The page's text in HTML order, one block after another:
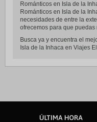
Románticos en Isla de la
Románticos en Isla de la
necesidades de entre la
ofrecemos para que
Busca ya y encuentra el
Isla de la Inhaca en Viajes
ÚLTIMA HORA